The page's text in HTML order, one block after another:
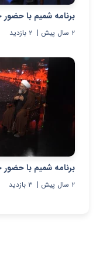
برنامه شمیم با
۲ سال پیش | ۲ بازدید
برنامه شمیم با
۲ سال پیش | ۳ بازدید